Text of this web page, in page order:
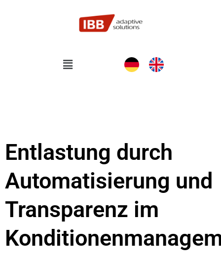
Flyout
Entlastung durch
Automatisierung und
Transparenz im